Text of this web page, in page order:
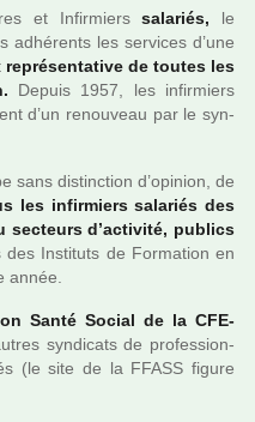
et Infirmierssala­riés, le
adhé­rents les ser­vi­ces d’une
repré­sen­ta­tive de toutes les
Depuis 1957, les infir­miers
d’un renou­veau par le syn­
sans dis­tinc­tion d’opi­nion, de
les infir­miers sala­riés des
sec­teurs d’acti­vité, publics
Instituts de Formation en
année.
Santé Social de la CFE-
syn­di­cats de pro­fes­sion­
(le site de la FFASS figure